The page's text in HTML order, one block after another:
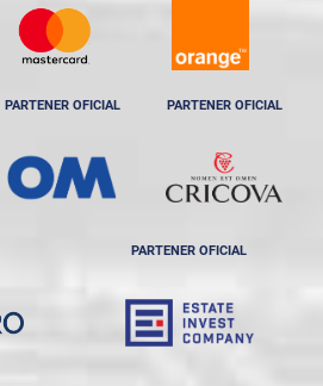
PARTENER OFICIAL PARTENER OFICIAL
PARTENER OFICIAL